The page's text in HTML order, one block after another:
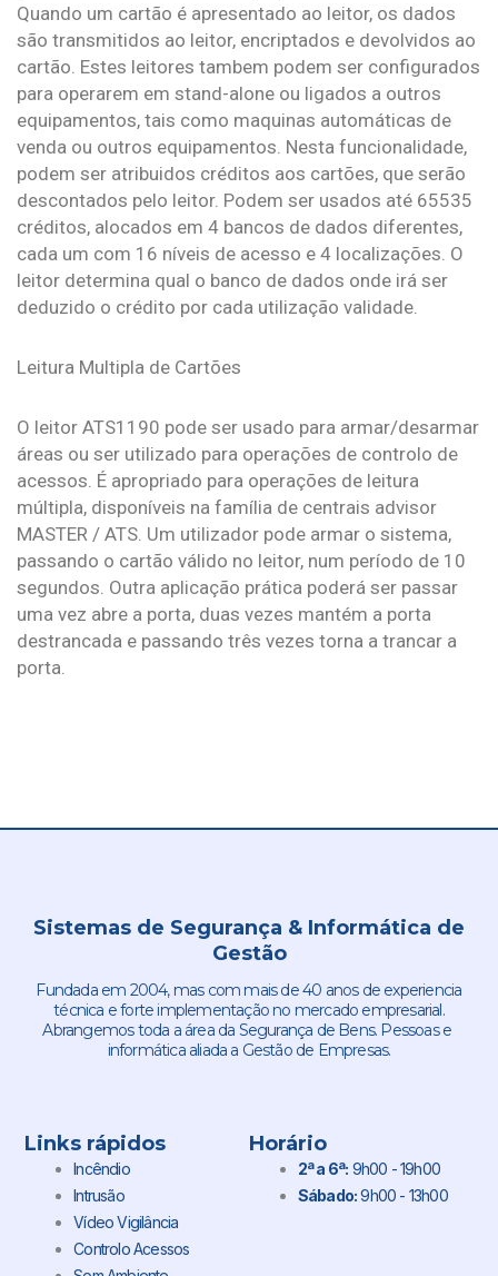
Quando um cartão é apresentado ao leitor, os dados
são transmitidos ao leitor, encriptados e devolvidos ao
cartão. Estes leitores tambem podem ser configurados
para operarem em stand-alone ou ligados a outros
equipamentos, tais como maquinas automáticas de
venda ou outros equipamentos. Nesta funcionalidade,
podem ser atribuidos créditos aos cartões, que serão
descontados pelo leitor. Podem ser usados até 65535
créditos, alocados em 4 bancos de dados diferentes,
cada um com 16 níveis de acesso e 4 localizações. O
leitor determina qual o banco de dados onde irá ser
deduzido o crédito por cada utilização validade.
Leitura Multipla de Cartões
O leitor ATS1190 pode ser usado para armar/desarmar
áreas ou ser utilizado para operações de controlo de
acessos. É apropriado para operações de leitura
múltipla, disponíveis na família de centrais advisor
MASTER / ATS. Um utilizador pode armar o sistema,
passando o cartão válido no leitor, num período de 10
segundos. Outra aplicação prática poderá ser passar
uma vez abre a porta, duas vezes mantém a porta
destrancada e passando três vezes torna a trancar a
porta.
Sistemas de Segurança & Informática de
Gestão
Fundada em 2004, mas com mais de 40 anos de experiencia
técnica e forte implementação no mercado empresarial.
Abrangemos toda a área da Segurança de Bens. Pessoas e
informática aliada a Gestão de Empresas.
Links rápidos
Incêndio
Intrusão
Vídeo Vigilância
Controlo Acessos
Horário
2ª a 6ª: 9h00 - 19h00
Sábado:9h00 - 13h00